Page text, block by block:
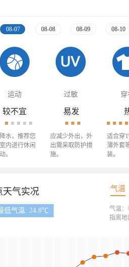
08-07 08-08 08-09 08-10
运动 过敏 穿
较不宜
水，推荐您
内进行休闲
。
易发
应减少外出，外
出需采取防护措
施。
适合穿
薄外套
装。
天气实况 气温
低气温: 24.8℃
气温：
指离地